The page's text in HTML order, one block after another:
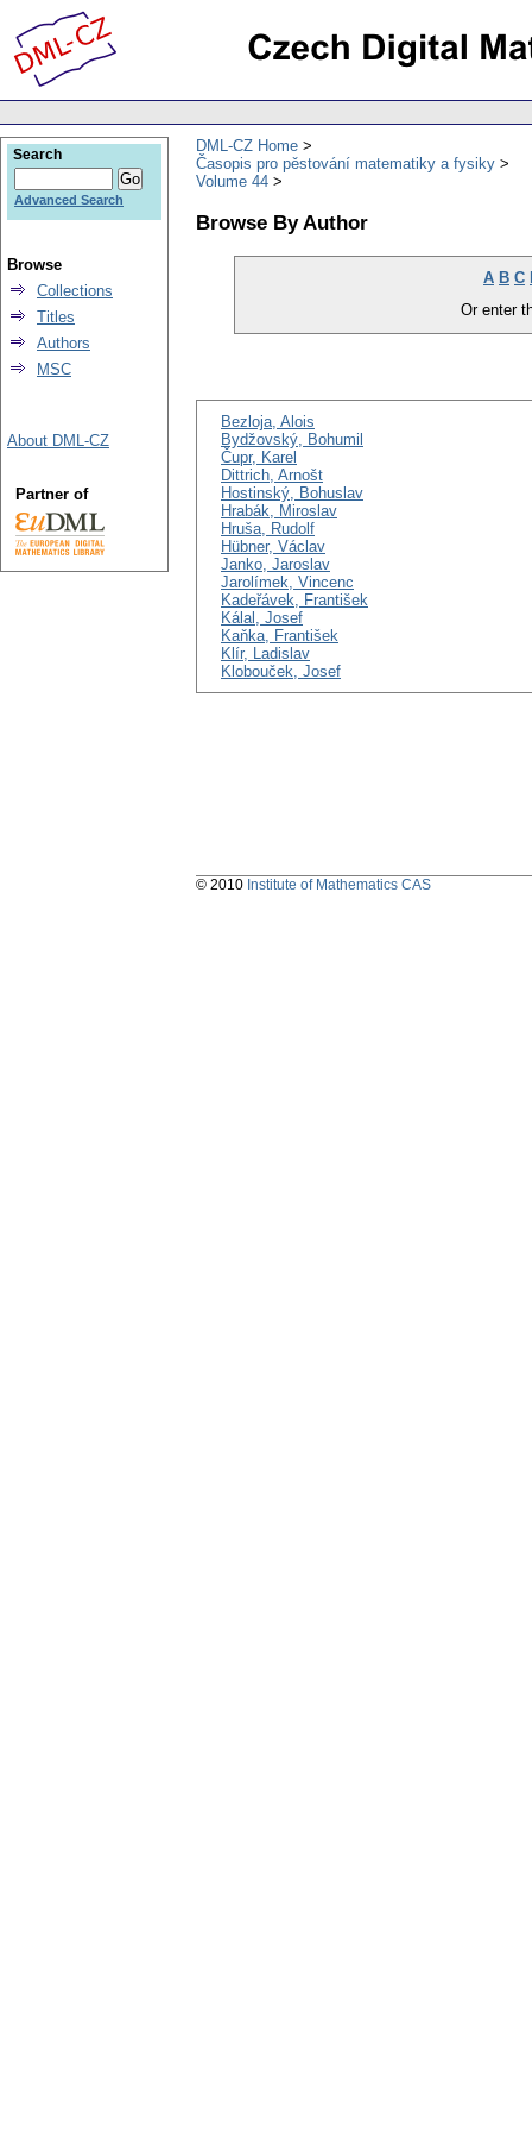
DML-CZ Home
Časopis pro pěstování matematiky a fysiky
Volume 44
Browse By Author
A B C
Or enter
Bezloja, Alois
Bydžovský, Bohumil
Čupr, Karel
Dittrich, Arnošt
Hostinský, Bohuslav
Hrabák, Miroslav
Hruša, Rudolf
Hübner, Václav
Janko, Jaroslav
Jarolímek, Vincenc
Kadeřávek, František
Kálal, Josef
Kaňka, František
Klír, Ladislav
Klobouček, Josef
Search
Advanced Search
Browse
Collections
Titles
Authors
MSC
About DML-CZ
Partner of
© 2010 Institute of Mathematics CAS